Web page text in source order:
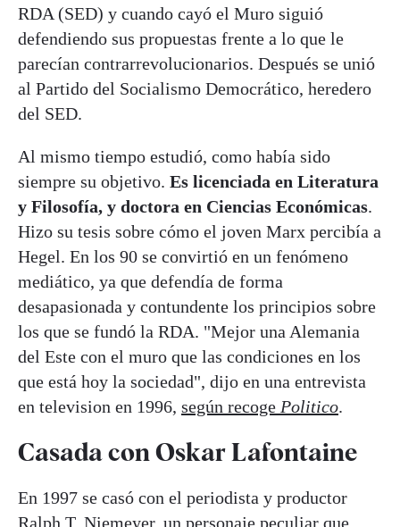
RDA (SED) y cuando cayó el Muro siguió
defendiendo sus propuestas frente a lo que le
parecían contrarrevolucionarios. Después se unió
al Partido del Socialismo Democrático, heredero
del SED.
Al mismo tiempo estudió, como había sido
siempre su objetivo. Es licenciada en Literatura
y Filosofía, y doctora en Ciencias Económicas.
Hizo su tesis sobre cómo el joven Marx percibía a
Hegel. En los 90 se convirtió en un fenómeno
mediático, ya que defendía de forma
desapasionada y contundente los principios sobre
los que se fundó la RDA. "Mejor una Alemania
del Este con el muro que las condiciones en los
que está hoy la sociedad", dijo en una entrevista
en television en 1996, según recoge Politico.
Casada con Oskar Lafontaine
En 1997 se casó con el periodista y productor
Ralph T. Niemeyer, un personaje peculiar que